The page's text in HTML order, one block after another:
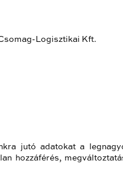
Logisztikai Kft.
jutó adatokat a
hozzáférés,